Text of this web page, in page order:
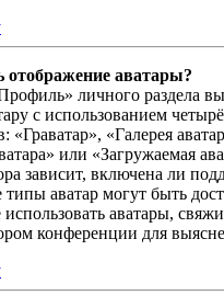
аватары?
личного раздела
с использованием
«Граватар», «Галерея
или «Загружаемая
зависит, включена ли
типы аватар могут быть
аватары,
конференции для